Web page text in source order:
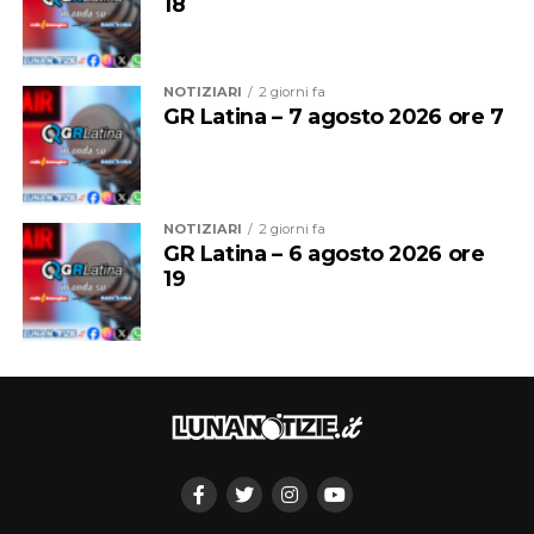
Roffredo Caetani, con gli attori, ci saranno i jazzisti
Erasmo Bencivenga al pianoforte, Nicola Borrelli al
contrabbasso e Giorgio Raponi alla batteria con una
muoveranno i danzatori Alessia Campagna e Francesco
NOTIZIARI 2 giorni fa
GR Latina – 7 agosto 2026 ore 7
NOTIZIARI 2 giorni fa
GR Latina – 6 agosto 2026 ore
19